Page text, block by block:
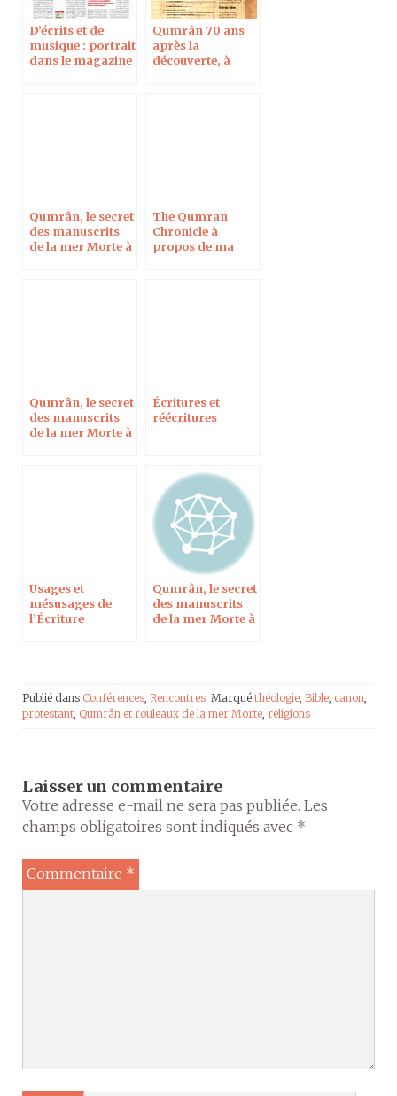
D’écrits et de
musique : portrait
dans le magazine
Qumrân 70 ans
après la
découverte, à
Qumrân, le secret
des manuscrits
de la mer Morte à
The Qumran
Chronicle à
propos de ma
Qumrân, le secret
des manuscrits
de la mer Morte à
Écritures et
réécritures
Usages et
mésusages de
l’Écriture
Qumrân, le secret
des manuscrits
de la mer Morte à
Publié dans Conférences, Rencontres Marqué théologie, Bible, canon,
protestant, Qumrân et rouleaux de la mer Morte, religions
Laisser un commentaire
Votre adresse e-mail ne sera pas publiée. Les
champs obligatoires sont indiqués avec *
Commentaire *